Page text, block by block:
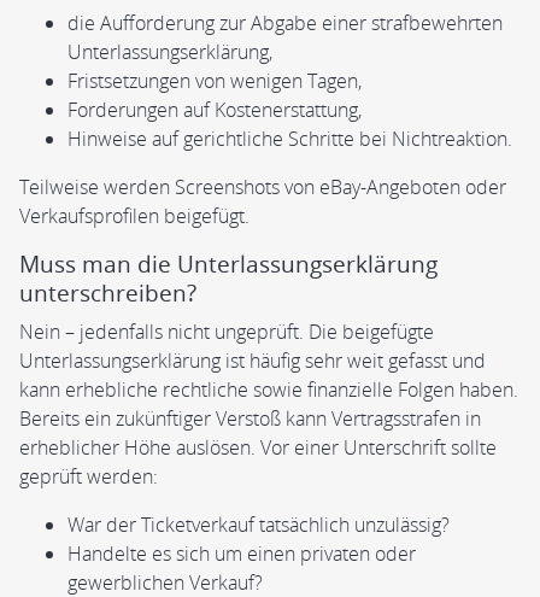
die Aufforderung zur Abgabe einer strafbewehrten
Unterlassungserklärung,
Fristsetzungen von wenigen Tagen,
Forderungen auf Kostenerstattung,
Hinweise auf gerichtliche Schritte bei Nichtreaktion.
Teilweise werden Screenshots von eBay-Angeboten oder
Verkaufsprofilen beigefügt.
Muss man die Unterlassungserklärung
unterschreiben?
Nein – jedenfalls nicht ungeprüft. Die beigefügte
Unterlassungserklärung ist häufig sehr weit gefasst und
kann erhebliche rechtliche sowie finanzielle Folgen haben.
Bereits ein zukünftiger Verstoß kann Vertragsstrafen in
erheblicher Höhe auslösen. Vor einer Unterschrift sollte
geprüft werden:
War der Ticketverkauf tatsächlich unzulässig?
Handelte es sich um einen privaten oder
gewerblichen Verkauf?